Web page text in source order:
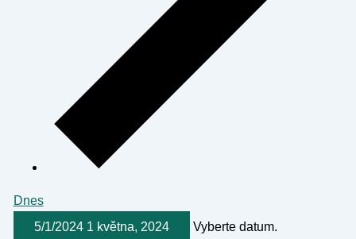
Dnes
5/1/2024 1 května, 2024 Vyberte datum.